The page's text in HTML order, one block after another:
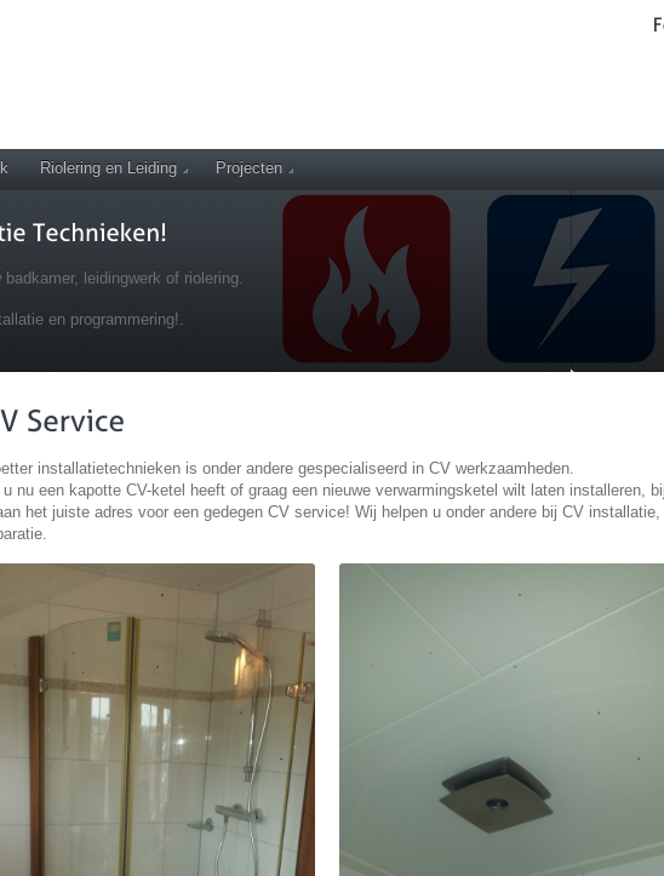
Riolering en Leiding Projecten
leidingwerk of riolering.
en programmering!.
installatietechnieken is onder andere gespecialiseerd in CV werkzaamheden.
nu een kapotte CV-ketel heeft of graag een nieuwe verwarmingsketel wilt laten installeren,
het juiste adres voor een gedegen CV service! Wij helpen u onder andere bij CV